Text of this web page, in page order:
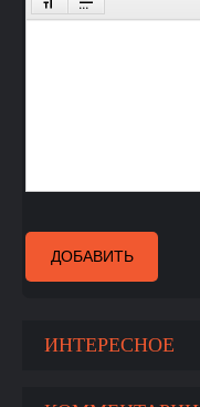
ДОБАВИТЬ
ИНТЕРЕСНОЕ